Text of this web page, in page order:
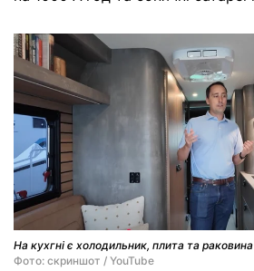
На кухгні є холодильник, плита та раковина
Фото: скриншот / YouTube